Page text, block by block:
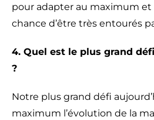
pour adapter au maximum et
chance d’être très entourés
4. Quel est le plus grand
?
Notre plus grand défi
maximum l’évolution de la